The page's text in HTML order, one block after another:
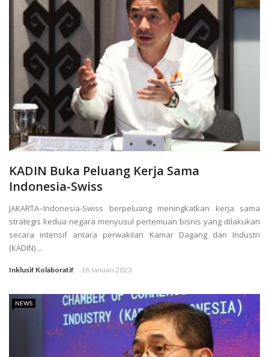
KADIN Buka Peluang Kerja Sama
Indonesia-Swiss
JAKARTA–Indonesia-Swiss berpeluang meningkatkan kerja sama
strategis kedua negara menyusul pertemuan bisnis yang dilakukan
secara intensif antara perwakilan Kamar Dagang dan Industri
(KADIN) ...
Inklusif Kolaboratif 18 Januari 2023
NEWS